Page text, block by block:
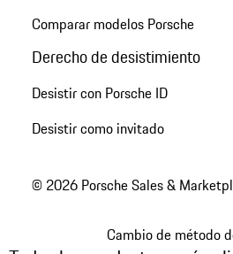
Comparar modelos Porsche
Derecho de desistimiento
Desistir con Porsche ID
Desistir como invitado
© 2026 Porsche Sales &
Cambio de método